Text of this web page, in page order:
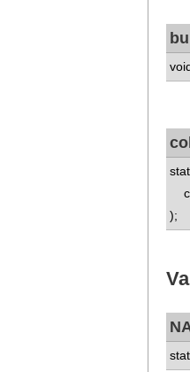
);